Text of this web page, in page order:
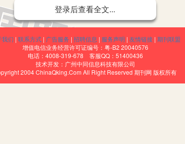
造性，课堂教学效率自然就高了。老师在第一节英语课上
新模式，优化教学方案，提升学生对英语学习的兴趣，给
一门基础性、交流性较强的学科，尤其是针对初中英语，
法本身就有一定的枯燥性，这会让学生吃不消，容易使学
学方案，激发学生对英语学习的兴趣。在“双减”政策要求下
登录后查看全文...
我们 | 联系方式 | 广告服务 | 招聘信息 | 服务声明 | 友情链接 | 期刊联盟
增值电信业务经营许可证编号：粤-B2 20040576
电话：4008-319-678 客服QQ：51400436
技术开发：广州中同信息科技有限公司
2004 ChinaQking.Com All Right Reserved 期刊网 版权所有